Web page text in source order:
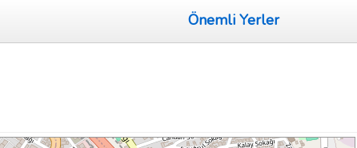
Önemli Yerler